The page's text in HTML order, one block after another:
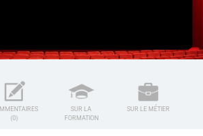
(0)
SUR LA
FORMATION
SUR LE MÉTIER